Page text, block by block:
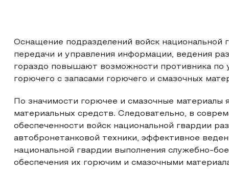
Оснащение подразделений войск
передачи и управления информации, ведения
гораздо повышают возможности противника
горючего с запасами горючего и смазочных
По значимости горючее и смазочные
материальных средств. Следовательно, в
обеспеченности войск национальной гвардии
автобронетанковой техники, эффективное
национальной гвардии выполнения служебно-
обеспечения их горючим и смазочными